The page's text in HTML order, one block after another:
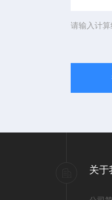
请输入计
关于